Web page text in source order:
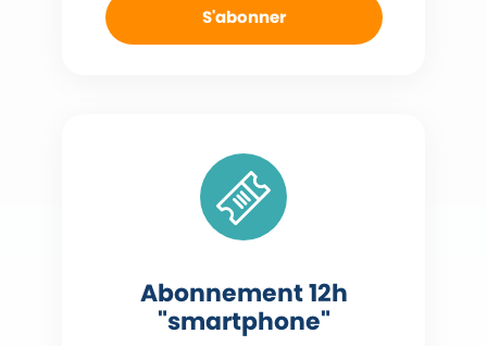
S'abonner
Abonnement 12h
"smartphone"